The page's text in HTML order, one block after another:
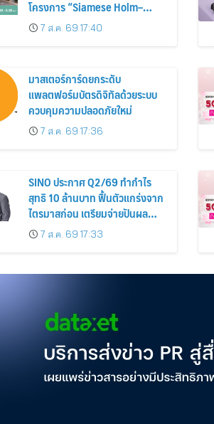
โครงการ “Siamese Holm–
Siamese Blossom” พร้อม
ส่วนลดและสิทธิพิเศษถึง 31
7 ส.ค. 69 17:40
มาสเตอร์การ์ดยกระดับ
แพลตฟอร์มบัตรดิจิทัลด้วยระบบ
ควบคุมความปลอดภัยใหม่
7 ส.ค. 69 17:36
SINO ประกาศ Q2/69 ทำกำไร
สุทธิ 10 ล้านบาท ฟื้นตัวแกร่งจาก
ไตรมาสก่อน เตรียมจ่ายปันผล
ระหว่างกาล 0.014423 บาทต่อหุ้น
ครึ่งปีหลังมุ่งเติบโตต่อเนื่อง
7 ส.ค. 69 17:33